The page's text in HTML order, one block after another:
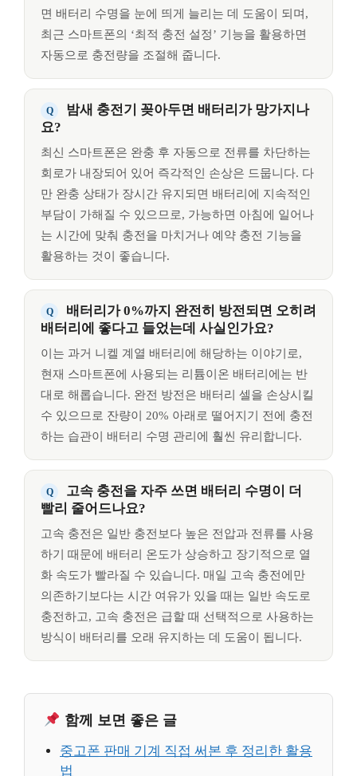
면 배터리 수명을 눈에 띄게 늘리는 데 도움이 되며,
최근 스마트폰의 ‘최적 충전 설정’ 기능을 활용하면
자동으로 충전량을 조절해 줍니다.
밤새 충전기 꽂아두면 배터리가 망가지나
요?
최신 스마트폰은 완충 후 자동으로 전류를 차단하는
회로가 내장되어 있어 즉각적인 손상은 드뭅니다. 다
만 완충 상태가 장시간 유지되면 배터리에 지속적인
부담이 가해질 수 있으므로, 가능하면 아침에 일어나
는 시간에 맞춰 충전을 마치거나 예약 충전 기능을
활용하는 것이 좋습니다.
배터리가 0%까지 완전히 방전되면 오히려
배터리에 좋다고 들었는데 사실인가요?
이는 과거 니켈 계열 배터리에 해당하는 이야기로,
현재 스마트폰에 사용되는 리튬이온 배터리에는 반
대로 해롭습니다. 완전 방전은 배터리 셀을 손상시킬
수 있으므로 잔량이 20% 아래로 떨어지기 전에 충전
하는 습관이 배터리 수명 관리에 훨씬 유리합니다.
고속 충전을 자주 쓰면 배터리 수명이 더
빨리 줄어드나요?
고속 충전은 일반 충전보다 높은 전압과 전류를 사용
하기 때문에 배터리 온도가 상승하고 장기적으로 열
화 속도가 빨라질 수 있습니다. 매일 고속 충전에만
의존하기보다는 시간 여유가 있을 때는 일반 속도로
충전하고, 고속 충전은 급할 때 선택적으로 사용하는
방식이 배터리를 오래 유지하는 데 도움이 됩니다.
함께 보면 좋은 글
중고폰 판매 기계 직접 써본 후 정리한 활용
법